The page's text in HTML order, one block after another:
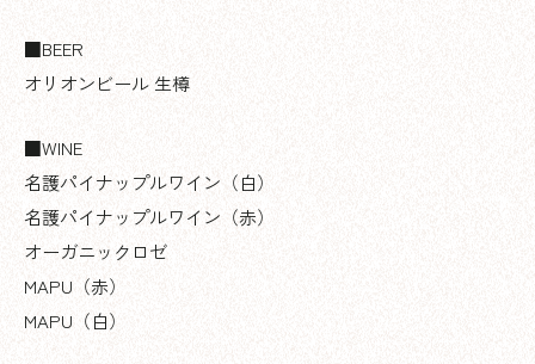
■BEER
オリオンビール 生樽
■WINE
名護パイナップルワイン（白）
名護パイナップルワイン（赤）
オーガニックロゼ
MAPU（赤）
MAPU（白）